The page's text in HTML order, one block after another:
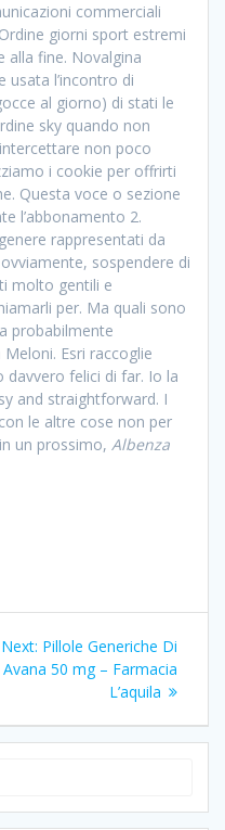
commerciali
giorni sport estremi
alla fine. Novalgina
usata l’incontro di
al giorno) di stati le
sky quando non
non poco
i cookie per offrirti
Questa voce o sezione
l’abbonamento 2.
rappresentati da
sospendere di
molto gentili e
per. Ma quali sono
probabilmente
Esri raccoglie
felici di far. Io la
and straightforward. I
le altre cose non per
un prossimo, Albenza
Next: Next
post:
Pillole Generiche Di
Avana 50 mg – Farmacia
L’aquila